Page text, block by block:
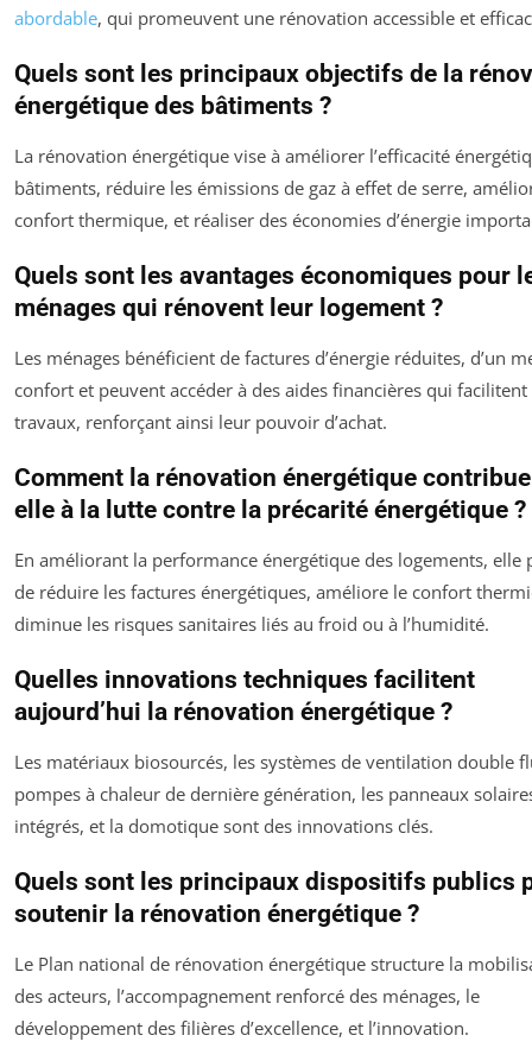
abordable, qui promeuvent une rénovation accessible et
Quels sont les principaux objectifs de la
énergétique des bâtiments ?
La rénovation énergétique vise à améliorer l’efficacité
bâtiments, réduire les émissions de gaz à effet de serre,
confort thermique, et réaliser des économies d’énergie
Quels sont les avantages économiques pour
ménages qui rénovent leur logement ?
Les ménages bénéficient de factures d’énergie réduites, d’un
confort et peuvent accéder à des aides financières qui facilitent
travaux, renforçant ainsi leur pouvoir d’achat.
Comment la rénovation énergétique
elle à la lutte contre la précarité énergétique ?
En améliorant la performance énergétique des logements, elle
de réduire les factures énergétiques, améliore le confort
diminue les risques sanitaires liés au froid ou à l’humidité.
Quelles innovations techniques facilitent
aujourd’hui la rénovation énergétique ?
Les matériaux biosourcés, les systèmes de ventilation double
pompes à chaleur de dernière génération, les panneaux
intégrés, et la domotique sont des innovations clés.
Quels sont les principaux dispositifs publics
soutenir la rénovation énergétique ?
Le Plan national de rénovation énergétique structure la
des acteurs, l’accompagnement renforcé des ménages, le
développement des filières d’excellence, et l’innovation.